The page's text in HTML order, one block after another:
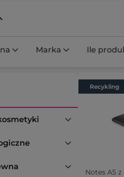
Marka Ile
Recykling
Notes A5